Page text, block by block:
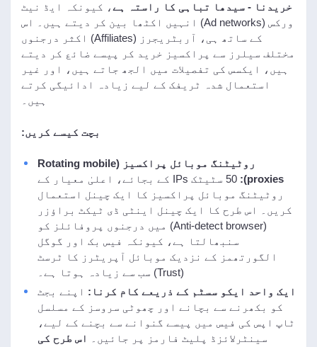
خریدنا - سیدھا تباہی کا راستہ ہے ، کیونکہ ایڈ نیٹ
ورکس (Ad networks) انہیں اکٹھا بین کر دیتے ہیں۔ اس
کے ساتھ ہی، آربٹریجرز (Affiliates) اکثر درجنوں
مختلف سیلرز سے پراکسیز خرید کر پیسے ضائع کر دیتے
ہیں، ایکسس کی تفصیلات میں الجھ جاتے ہیں، اور غیر
استعمال شدہ ٹریفک کے لیے زیادہ ادائیگی کرتے
ہیں۔
بچت کیسے کریں:
روٹیٹنگ موبائل پراکسیز (Rotating mobile
proxies):
50 سٹیٹک IPs کے بجائے، اعلیٰ معیار کے
روٹیٹنگ موبائل پراکسیز کا ایک چینل استعمال
کریں۔ اس طرح کا ایک چینل اینٹی ڈی ٹیکٹ براؤزر
(Anti-detect browser) میں درجنوں پروفائلز کو
سنبھالتا ہے، کیونکہ فیس بک اور گوگل
الگورتھمز کے نزدیک موبائل آپریٹرز کا ٹرسٹ
(Trust) سب سے زیادہ ہوتا ہے۔
ایک واحد ایکو سسٹم کے ذریعے کام کرنا: اپنے بجٹ
کو بکھرنے سے بچانے اور چھوٹی سروسز کے مسلسل
ٹاپ اپس کی فیس میں پیسے گنوانے سے بچنے کے لیے،
سینٹرلائزڈ پلیٹ فارمز پر جائیں۔
اس طرح کی